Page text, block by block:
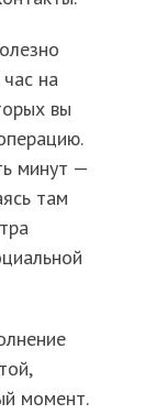
на
вы
минут —
там
момент.